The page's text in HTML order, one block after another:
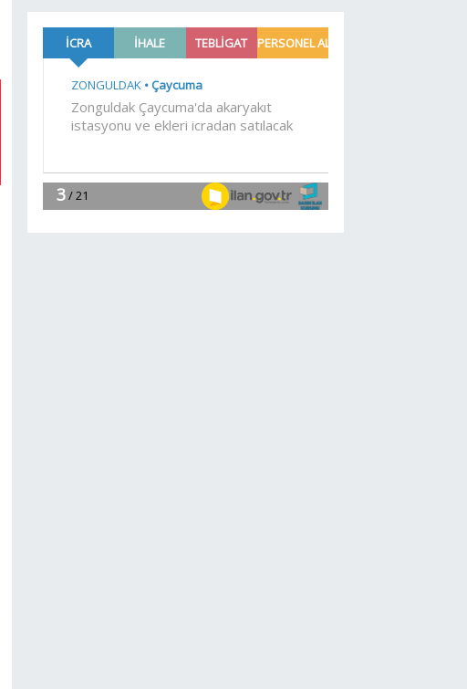
kuaför ve berber
hizmeti başladı
16:15 KARBEM'den
LGS'de yüzde 95,7
16:10Mustafa